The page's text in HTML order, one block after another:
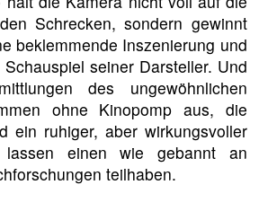
Schrecken, sondern gewinnt
beklemmende Inszenierung und
seiner Darsteller. Und
des ungewöhnlichen
ohne Kinopomp aus, die
ein ruhiger, aber wirkungsvoller
lassen einen wie gebannt an
teilhaben.